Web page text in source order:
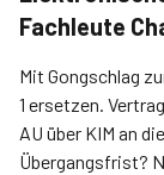
Fachleute
Mit Gongschlag
1 ersetzen.
AU über KIM an
Übergangsfrist?